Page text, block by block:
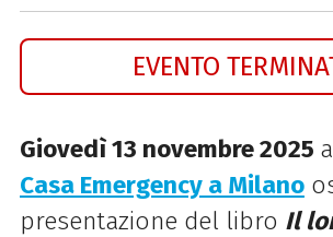
EVENTO
Giovedì 13 novembre 2025
Casa Emergency a Milano
presentazione del libro Il